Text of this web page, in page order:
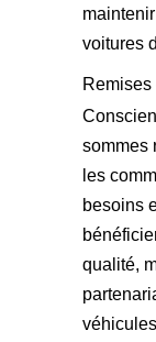
voitures
sommes
les
besoins
qualité,